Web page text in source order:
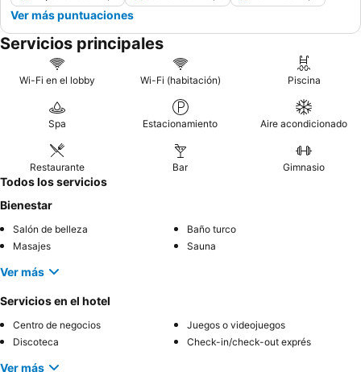
Ver más puntuaciones
Servicios principales
Wi-Fi en el lobby Wi-Fi (habitación) Piscina
Spa Estacionamiento Aire acondicionado
Restaurante Bar Gimnasio
Todos los servicios
Bienestar
Salón de belleza
Baño turco
Masajes
Sauna
Ver más
Servicios en el hotel
Centro de negocios
Juegos o videojuegos
Discoteca
Check-in/check-out exprés
Ver más